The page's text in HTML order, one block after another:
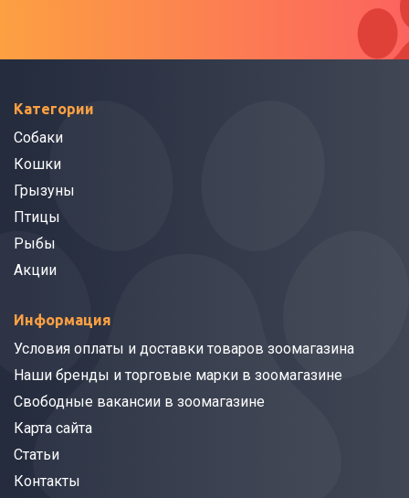
Категории
Собаки
Кошки
Грызуны
Птицы
Рыбы
Акции
Информация
Условия оплаты и доставки товаров зоомагазина
Наши бренды и торговые марки в зоомагазине
Свободные вакансии в зоомагазине
Карта сайта
Статьи
Контакты